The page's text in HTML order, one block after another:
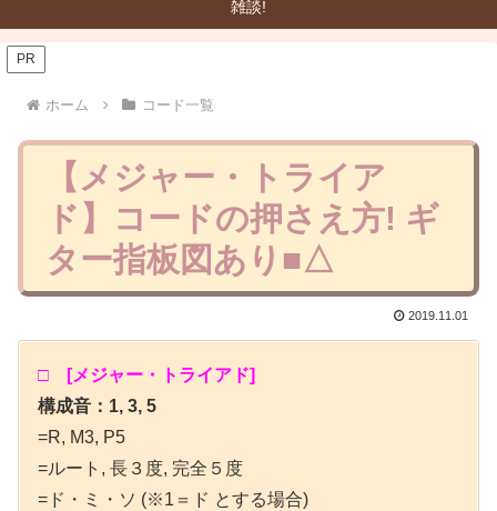
雑談!
PR
ホーム コード一覧
【メジャー・トライア
ド】コードの押さえ方! ギ
ター指板図あり■△
2019.11.01
□ [メジャー・トライアド]
構成音：1, 3, 5
=R, M3, P5
=ルート, 長３度, 完全５度
=ド・ミ・ソ (※1＝ド とする場合)